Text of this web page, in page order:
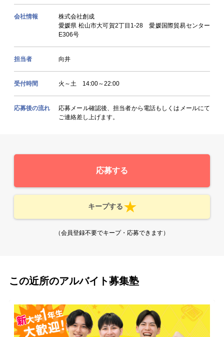
会社情報
株式会社創成
愛媛県 松山市大可賀2丁目1-28 愛媛国際貿易センター
E306号
担当者 向井
受付時間 火～土 14:00～22:00
応募後の流れ
応募メール確認後、担当者から電話もしくはメールにて
ご連絡差し上げます。
応募する
キープする
（会員登録不要でキープ・応募できます）
この近所のアルバイト募集塾